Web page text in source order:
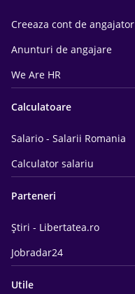
Creeaza cont de angajator
Anunturi de angajare
We Are HR
Calculatoare
Salario - Salarii Romania
Calculator salariu
Parteneri
Știri - Libertatea.ro
Jobradar24
Utile